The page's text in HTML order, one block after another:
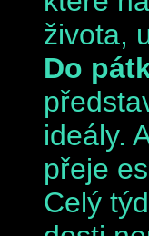
života,
Do
ideály.
přeje
Celý